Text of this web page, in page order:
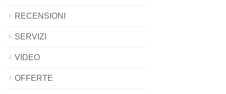
RECENSIONI
SERVIZI
VIDEO
OFFERTE